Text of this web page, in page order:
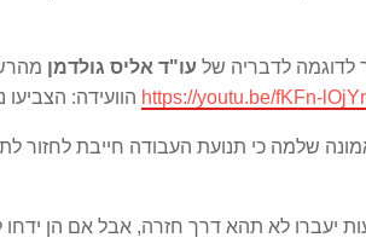
לדוגמה לדבריה של עו"ד אליס גולדמן
https://youtu.be/fKFn-
שלמה כי תנועת העבודה חייבת לחזור
יעברו לא תהא דרך חזרה, אבל אם הן ידחו